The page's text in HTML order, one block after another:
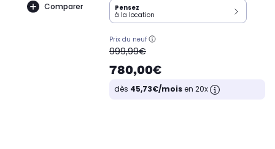
Comparer
Pensez
à la location
Prix du neuf
oldPrice
999,99€
780,00€
dès 45,73€/moisen 20x